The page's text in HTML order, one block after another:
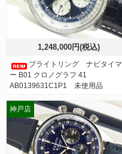
1,248,000円(税込)
ブライトリング ナビタイマ
ー B01 クロノグラフ 41
AB0139631C1P1 未使用品
神戸店